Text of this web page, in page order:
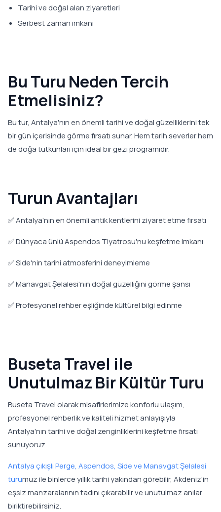
Tarihi ve doğal alan ziyaretleri
Serbest zaman imkanı
Bu Turu Neden Tercih
Etmelisiniz?
Bu tur, Antalya'nın en önemli tarihi ve doğal güzelliklerini tek
bir gün içerisinde görme fırsatı sunar. Hem tarih severler hem
de doğa tutkunları için ideal bir gezi programıdır.
Turun Avantajları
✅ Antalya'nın en önemli antik kentlerini ziyaret etme fırsatı
✅ Dünyaca ünlü Aspendos Tiyatrosu'nu keşfetme imkanı
✅ Side'nin tarihi atmosferini deneyimleme
✅ Manavgat Şelalesi'nin doğal güzelliğini görme şansı
✅ Profesyonel rehber eşliğinde kültürel bilgi edinme
Buseta Travel ile
Unutulmaz Bir Kültür Turu
Buseta Travel olarak misafirlerimize konforlu ulaşım,
profesyonel rehberlik ve kaliteli hizmet anlayışıyla
Antalya'nın tarihi ve doğal zenginliklerini keşfetme fırsatı
sunuyoruz.
Antalya çıkışlı Perge, Aspendos, Side ve Manavgat Şelalesi
turumuz ile binlerce yıllık tarihi yakından görebilir, Akdeniz'in
eşsiz manzaralarının tadını çıkarabilir ve unutulmaz anılar
biriktirebilirsiniz.